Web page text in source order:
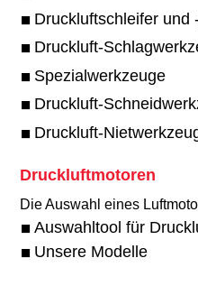
Druckluftschleifer und
Druckluft-
Spezialwerkzeuge
Druckluft-
Druckluft-
Druckluftmotoren
Die Auswahl eines
Auswahltool für
Unsere Modelle